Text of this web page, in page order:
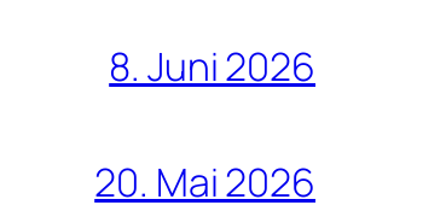
8. Juni 2026
20. Mai 2026